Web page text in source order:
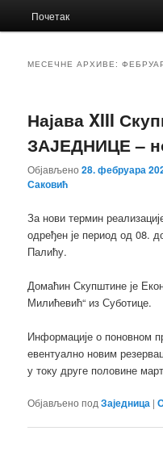
Заједница
изборник
Скочи
садржај
Скочи
садржај
Почетак
МЕСЕЧНЕ АРХИВЕ:
Најава XIII
ЗАЈЕДНИЦЕ –
Објављено28. фебруара
Саковић
За нови термин
одређен је период од 08.
Палићу.
Домаћин Скупштине је
Милићевић“ из Суботице.
Информације о поновном
евентуално новим
у току друге половине
Објављено под Заједница |